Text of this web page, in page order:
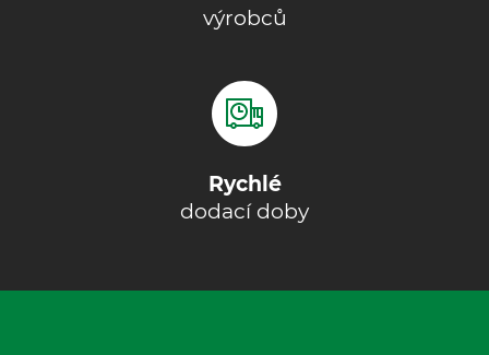
výrobců
Rychlé
dodací doby